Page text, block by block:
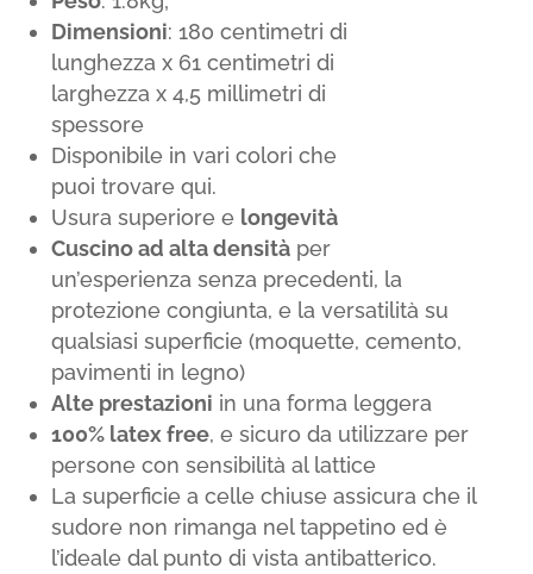
Dimensioni: 180 centimetri di
lunghezza x 61 centimetri di
larghezza x 4,5 millimetri di
spessore
Disponibile in vari colori che
puoi trovare qui.
Usura superiore e longevità
Cuscino ad alta densitàper
un’esperienza senza precedenti, la
protezione congiunta, e la versatilità su
qualsiasi superficie (moquette, cemento,
pavimenti in legno)
Alte prestazioni in una forma leggera
100% latex free, e sicuro da utilizzare per
persone con sensibilità al lattice
La superficie a celle chiuse assicura che il
sudore non rimanga nel tappetino ed è
l’ideale dal punto di vista antibatterico.